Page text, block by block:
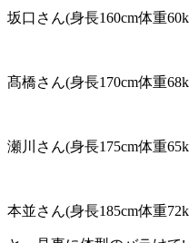
坂口さん(身長160cm体重
髙橋さん(身長170cm体重
瀬川さん(身長175cm体重
本並さん(身長185cm体重